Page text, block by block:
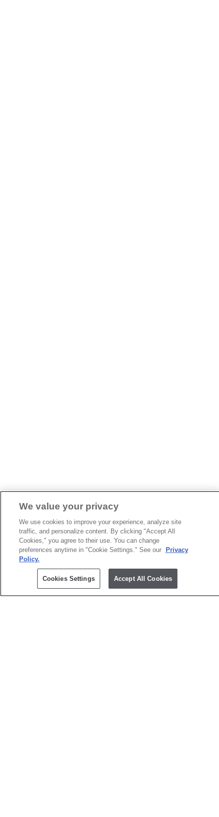
We value your privacy
We use cookies to improve your experience, analyze site
traffic, and personalize content. By clicking "Accept All
Cookies," you agree to their use. You can change
preferences anytime in "Cookie Settings." See our
Privacy
Policy.
Cookies Settings Accept All Cookies